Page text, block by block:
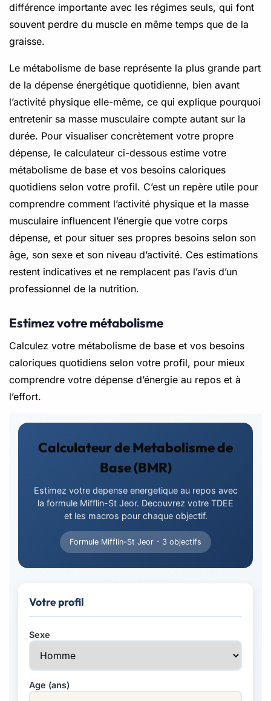
différence importante avec les régimes seuls, qui font
souvent perdre du muscle en même temps que de la
graisse.
Le métabolisme de base représente la plus grande part
de la dépense énergétique quotidienne, bien avant
l’activité physique elle-même, ce qui explique pourquoi
entretenir sa masse musculaire compte autant sur la
durée. Pour visualiser concrètement votre propre
dépense, le calculateur ci-dessous estime votre
métabolisme de base et vos besoins caloriques
quotidiens selon votre profil. C’est un repère utile pour
comprendre comment l’activité physique et la masse
musculaire influencent l’énergie que votre corps
dépense, et pour situer ses propres besoins selon son
âge, son sexe et son niveau d’activité. Ces estimations
restent indicatives et ne remplacent pas l’avis d’un
professionnel de la nutrition.
Estimez votre métabolisme
Calculez votre métabolisme de base et vos besoins
caloriques quotidiens selon votre profil, pour mieux
comprendre votre dépense d’énergie au repos et à
l’effort.
Calculateur de Metabolisme de
Base (BMR)
Estimez votre depense energetique au repos avec
la formule Mifflin-St Jeor. Decouvrez votre TDEE
et les macros pour chaque objectif.
Formule Mifflin-St Jeor - 3 objectifs
Votre profil
Sexe
Age (ans)